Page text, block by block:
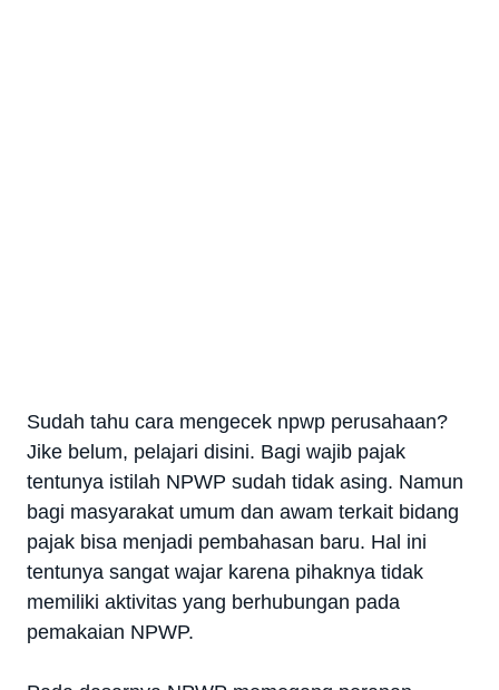
Sudah tahu cara mengecek npwp perusahaan?
Jike belum, pelajari disini. Bagi wajib pajak
tentunya istilah NPWP sudah tidak asing. Namun
bagi masyarakat umum dan awam terkait bidang
pajak bisa menjadi pembahasan baru. Hal ini
tentunya sangat wajar karena pihaknya tidak
memiliki aktivitas yang berhubungan pada
pemakaian NPWP.